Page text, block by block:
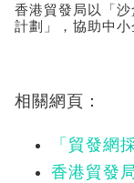
香港貿發局以「
計劃」，協助中小
相關網頁：
「貿發網
香港貿發